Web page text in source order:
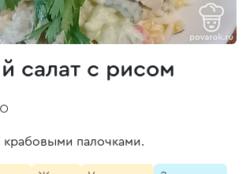
салат с рисом
крабовыми палочками.